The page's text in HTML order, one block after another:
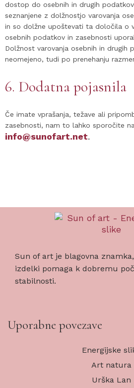
dostop do osebnih in drugih
seznanjene z dolžnostjo varovanja
in so dolžne upoštevati ta določila o
osebnih podatkov in zasebnosti
Dolžnost varovanja osebnih in drugih
neomejeno, tudi po prenehanju
6. Dodatna pojasnila
Če imate vprašanja, težave ali
zasebnosti, nam to lahko sporočite
info@sunofart.net.
Sun of art je blagovna
izdelki pomaga k dobremu
stabilnosti.
Uporabne povezave
Energijske
Art natura
Urška Lan